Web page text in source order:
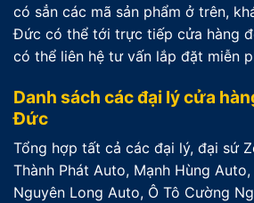
có sẳn các mã sản phẩm ở trên,
Đức có thể tới trực tiếp cửa hàng
có thể liên hệ tư vấn lắp đặt miễn
Danh sách các đại lý cửa
Đức
Tổng hợp tất cả các đại lý, đại sứ
Thành Phát Auto, Mạnh Hùng
Nguyên Long Auto, Ô Tô Cường